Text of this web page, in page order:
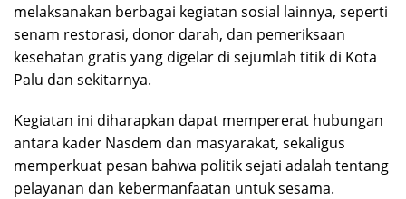
melaksanakan berbagai kegiatan sosial lainnya, seperti
senam restorasi, donor darah, dan pemeriksaan
kesehatan gratis yang digelar di sejumlah titik di Kota
Palu dan sekitarnya.
Kegiatan ini diharapkan dapat mempererat hubungan
antara kader Nasdem dan masyarakat, sekaligus
memperkuat pesan bahwa politik sejati adalah tentang
pelayanan dan kebermanfaatan untuk sesama.